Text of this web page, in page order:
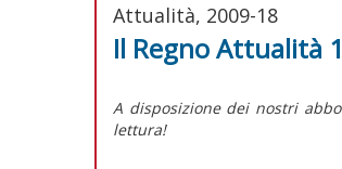
Attualità, 2009-18
Il Regno Attualità
A disposizione dei nostri
lettura!